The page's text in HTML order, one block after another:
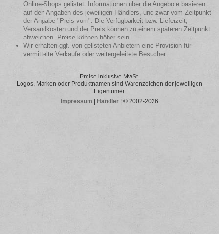
Online-Shops gelistet. Informationen über die Angebote basieren
auf den Angaben des jeweiligen Händlers, und zwar vom Zeitpunkt
der Angabe "Preis vom". Die Verfügbarkeit bzw. Lieferzeit,
Versandkosten und der Preis können zu einem späteren Zeitpunkt
abweichen. Preise können höher sein.
Wir erhalten ggf. von gelisteten Anbietern eine Provision für
vermittelte Verkäufe oder weitergeleitete Besucher.
Preise inklusive MwSt.
Logos, Marken oder Produktnamen sind Warenzeichen der jeweiligen
Eigentümer.
Impressum
Händler | © 2002-2026